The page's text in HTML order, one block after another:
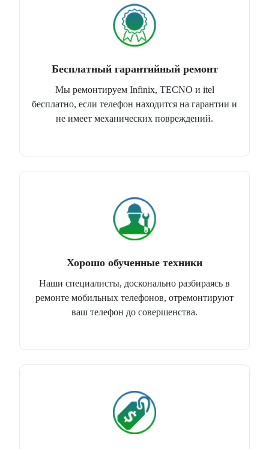
Бесплатный гарантийный ремонт
Мы ремонтируем Infinix, TECNO и itel
бесплатно, если телефон находится на гарантии и
не имеет механических повреждений.
Хорошо обученные техники
Наши специалисты, досконально разбираясь в
ремонте мобильных телефонов, отремонтируют
ваш телефон до совершенства.